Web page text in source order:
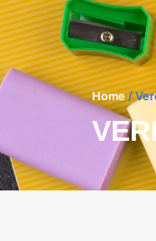
Home/